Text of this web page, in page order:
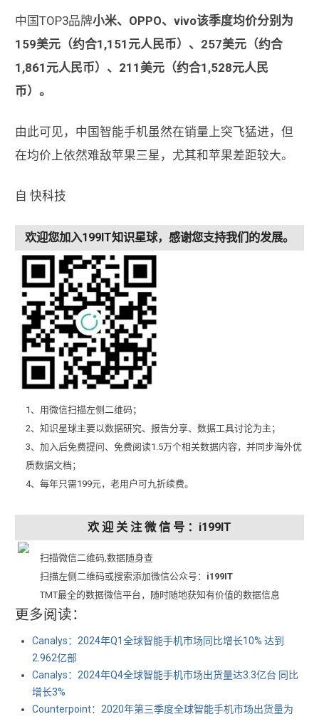
中国TOP3品牌小米、OPPO、vivo该季度均价分别为
159美元（约合1,151元人民币）、257美元（约合
1,861元人民币）、211美元（约合1,528元人民
币）。
由此可见，中国智能手机虽然在销量上突飞猛进，但
在均价上依然难敌苹果三星，尤其和苹果差距较大。
自 快科技
欢迎您加入199IT知识星球，感谢您支持我们的发展。
1、用微信扫描左侧二维码；
2、知识星球主要以数据研究、报告分享、数据工具讨论为主；
3、加入后免费提问、免费阅读1.5万个相关数据内容，并同步海外优
质数据文档；
4、每年只需199元，老用户可九折续费。
欢 迎 关 注 微 信 号 ：i199IT
扫描微信二维码,数据随身查
扫描左侧二维码或搜索添加微信公众号： i199IT
TMT最全的数据微信平台，随时随地获知有价值的数据信息
更多阅读：
Canalys：2024年Q1全球智能手机市场同比增长10% 达到
2.962亿部
Canalys：2024年Q4全球智能手机市场出货量达3.3亿台 同比
增长3%
Counterpoint：2020年第三季度全球智能手机市场出货量为